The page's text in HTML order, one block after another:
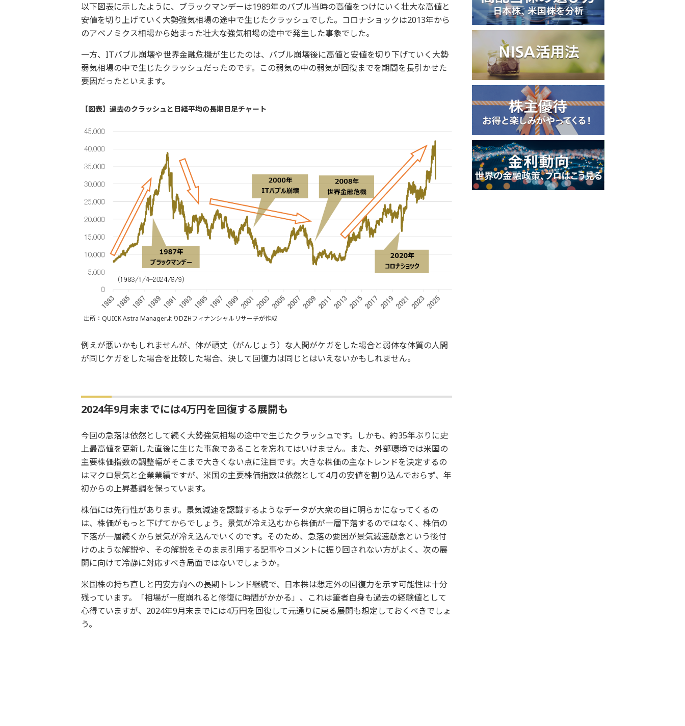
以下図表に示したように、ブラックマンデーは1989年のバブル当時の高値をつけにいく壮大な高値と
安値を切り上げていく大勢強気相場の途中で生じたクラッシュでした。コロナショックは2013年から
のアベノミクス相場から始まった壮大な強気相場の途中で発生した事象でした。
一方、ITバブル崩壊や世界金融危機が生じたのは、バブル崩壊後に高値と安値を切り下げていく大勢
弱気相場の中で生じたクラッシュだったのです。この弱気の中の弱気が回復までを期間を長引かせた
要因だったといえます。
【図表】過去のクラッシュと日経平均の長期日足チャート
出所：QUICK Astra ManagerよりDZHフィナンシャルリサーチが作成
例えが悪いかもしれませんが、体が頑丈（がんじょう）な人間がケガをした場合と弱体な体質の人間
が同じケガをした場合を比較した場合、決して回復力は同じとはいえないかもしれません。
2024年9月末までには4万円を回復する展開も
今回の急落は依然として続く大勢強気相場の途中で生じたクラッシュです。しかも、約35年ぶりに史
上最高値を更新した直後に生じた事象であることを忘れてはいけません。また、外部環境では米国の
主要株価指数の調整幅がそこまで大きくない点に注目です。大きな株価の主なトレンドを決定するの
はマクロ景気と企業業績ですが、米国の主要株価指数は依然として4月の安値を割り込んでおらず、年
初からの上昇基調を保っています。
株価には先行性があります。景気減速を認識するようなデータが大衆の目に明らかになってくるの
は、株価がもっと下げてからでしょう。景気が冷え込むから株価が一層下落するのではなく、株価の
下落が一層続くから景気が冷え込んでいくのです。そのため、急落の要因が景気減速懸念という後付
けのような解説や、その解説をそのまま引用する記事やコメントに振り回されない方がよく、次の展
開に向けて冷静に対応すべき局面ではないでしょうか。
米国株の持ち直しと円安方向への長期トレンド継続で、日本株は想定外の回復力を示す可能性は十分
残っています。「相場が一度崩れると修復に時間がかかる」、これは筆者自身も過去の経験値として
心得ていますが、2024年9月末までには4万円を回復して元通りに戻る展開も想定しておくべきでしょ
う。